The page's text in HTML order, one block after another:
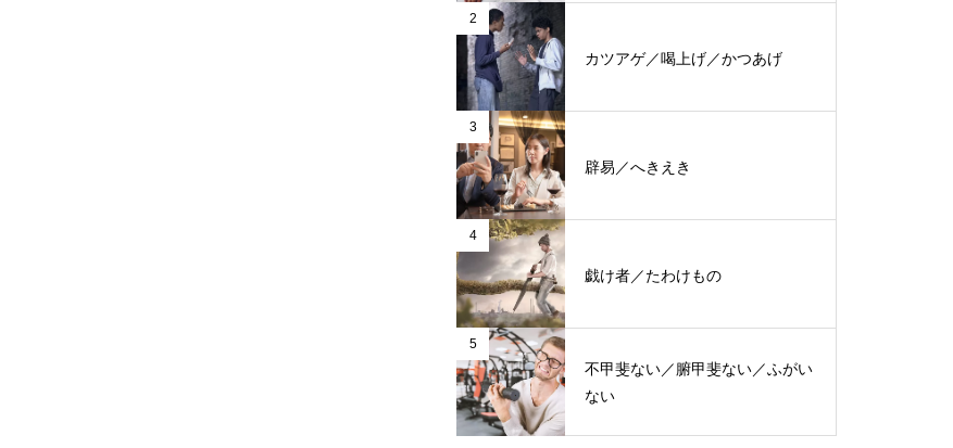
2
カツアゲ／喝上げ／かつあげ
3
辟易／へきえき
4
戯け者／たわけもの
5
不甲斐ない／腑甲斐ない／ふがい
ない